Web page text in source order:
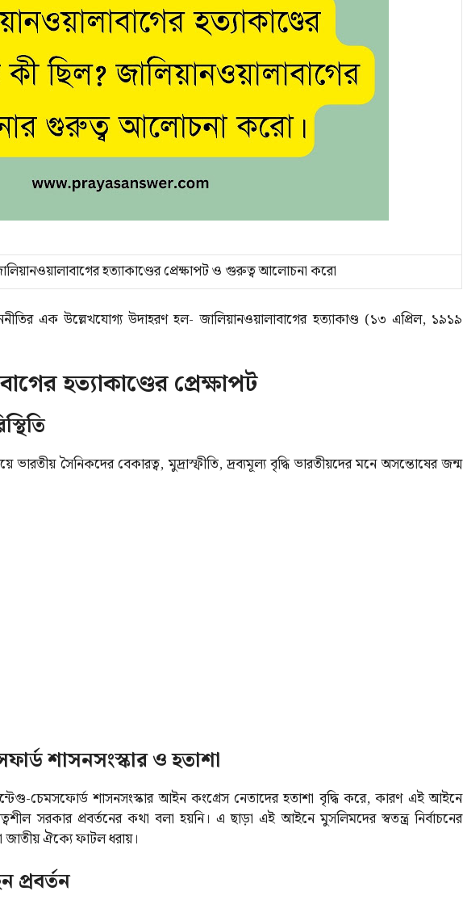
হত্যাকাণ্ডের প্রেক্ষাপট ও গুরুত্ব আলোচনা করো
এক উল্লেখযোগ্য উদাহরণ হল- জালিয়ানওয়ালাবাগের হত্যাকাণ্ড (১৩ এপ্রিল, ১৯১৯
হত্যাকাণ্ডের প্রেক্ষাপট
ভারতীয় সৈনিকদের বেকারত্ব, মুদ্রাস্ফীতি, দ্রব্যমূল্য বৃদ্ধি ভারতীয়দের মনে অসন্তোষের জন্ম
শাসনসংস্কার ও হতাশা
মন্টেগু-চেমসফোর্ড শাসনসংস্কার আইন কংগ্রেস নেতাদের হতাশা বৃদ্ধি করে, কারণ এই আইনে
সরকার প্রবর্তনের কথা বলা হয়নি। এ ছাড়া এই আইনে মুসলিমদের স্বতন্ত্র নির্বাচনের
জাতীয় ঐক্যে ফাটল ধরায়।